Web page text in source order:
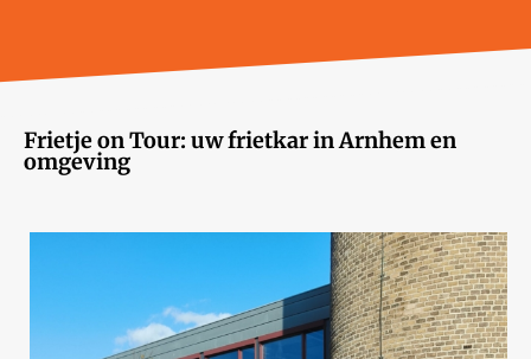
Frietje on Tour: uw frietkar in Arnhem en
omgeving